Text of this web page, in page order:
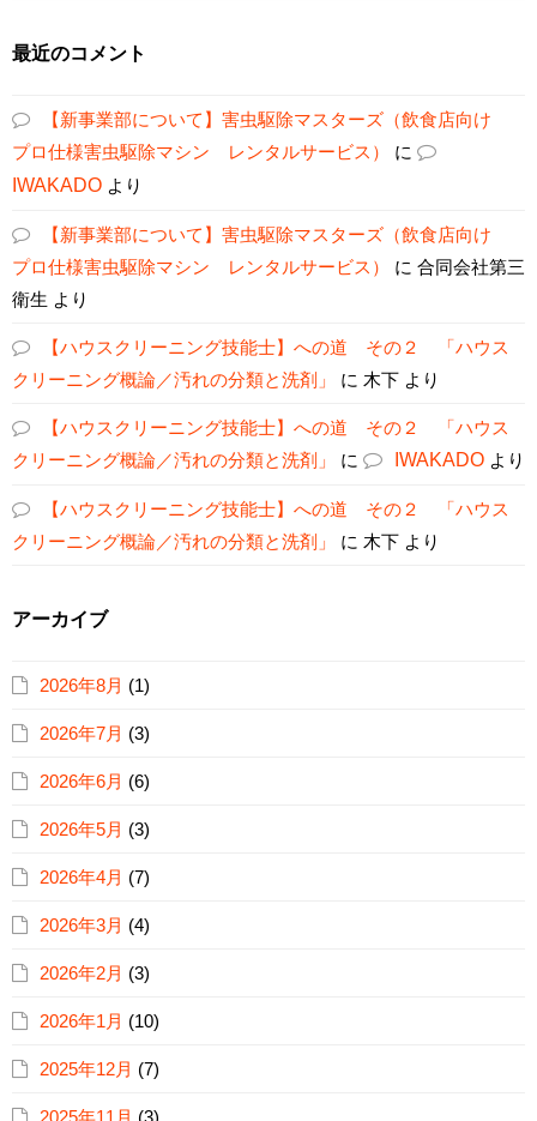
最近のコメント
【新事業部について】害虫駆除マスターズ（飲食店向け
プロ仕様害虫駆除マシン レンタルサービス）
に
IWAKADO より
【新事業部について】害虫駆除マスターズ（飲食店向け
プロ仕様害虫駆除マシン レンタルサービス）
に 合同会社第三
衛生 より
【ハウスクリーニング技能士】への道 その２ 「ハウス
クリーニング概論／汚れの分類と洗剤」
に 木下 より
【ハウスクリーニング技能士】への道 その２ 「ハウス
クリーニング概論／汚れの分類と洗剤」
に IWAKADO より
【ハウスクリーニング技能士】への道 その２ 「ハウス
クリーニング概論／汚れの分類と洗剤」
に 木下 より
アーカイブ
2026年8月 (1)
2026年7月 (3)
2026年6月 (6)
2026年5月 (3)
2026年4月 (7)
2026年3月 (4)
2026年2月 (3)
2026年1月 (10)
2025年12月 (7)
2025年11月 (3)